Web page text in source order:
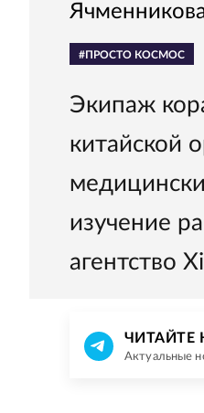
#ПРОСТО КОСМОС
Экипаж
китайской
изучение
агентство
ЧИТАЙТЕ
Актуальные